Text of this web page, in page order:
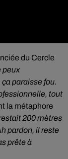
du Cercle
peux
paraisse fou.
tout
la métaphore
200 mètres
pardon, il reste
prête à